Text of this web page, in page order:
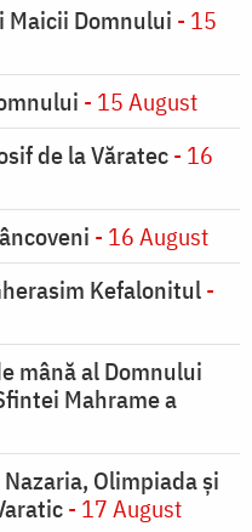
Domnului - 15
- 15 August
de la Văratec- 16
- 16 August
Kefalonitul-
mână al Domnului
Mahrame a
Olimpiada și
- 17 August